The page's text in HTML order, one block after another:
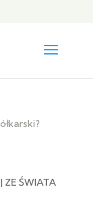
| ZE ŚWIATA